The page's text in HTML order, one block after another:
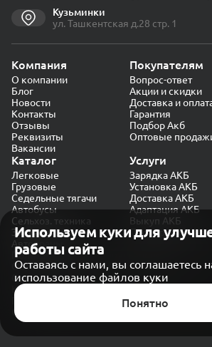
Используем куки для
работы сайта
Оставаясь с нами, вы соглашаетесь
использование файлов куки
Понятно
Кузьминки
ул. Ташкентская д.28 стр. 1
Компания
О компании
Блог
Новости
Контакты
Отзывы
Реквизиты
Вакансии
Покупателям
Вопрос-ответ
Акции и скидки
Доставка и
Гарантия
Подбор Акб
Оптовые
Каталог
Легковые
Грузовые
Седельные тягачи
Автобусы
Сельхоз. техника
Экскаваторы
Автокраны
Услуги
Зарядка АКБ
Установка АКБ
Доставка АКБ
Адаптация АКБ
Выкуп АКБ
Проверка
Политика конфиденциальности
Обработка персональных данных
Согласие на обработку в «Яндекс.Метрика»
Карта сайта
© CARAKB 2026. Все права защищены